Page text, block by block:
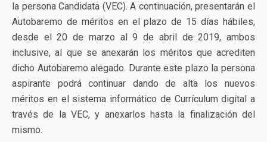
la persona Candidata (VEC). A continuación, presentarán el
Autobaremo de méritos en el plazo de 15 días hábiles,
desde el 20 de marzo al 9 de abril de 2019, ambos
inclusive, al que se anexarán los méritos que acrediten
dicho Autobaremo alegado. Durante este plazo la persona
aspirante podrá continuar dando de alta los nuevos
méritos en el sistema informático de Currículum digital a
través de la VEC, y anexarlos hasta la finalización del
mismo.